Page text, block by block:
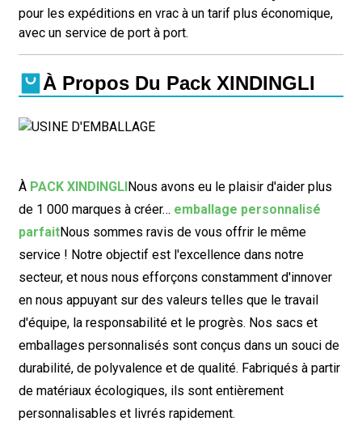
pour les expéditions en vrac à un tarif plus économique,
avec un service de port à port.
À Propos Du Pack XINDINGLI
À PACK XINDINGLINous avons eu le plaisir d'aider plus
de 1 000 marques à créer… emballage personnalisé
parfaitNous sommes ravis de vous offrir le même
service ! Notre objectif est l'excellence dans notre
secteur, et nous nous efforçons constamment d'innover
en nous appuyant sur des valeurs telles que le travail
d'équipe, la responsabilité et le progrès. Nos sacs et
emballages personnalisés sont conçus dans un souci de
durabilité, de polyvalence et de qualité. Fabriqués à partir
de matériaux écologiques, ils sont entièrement
personnalisables et livrés rapidement.